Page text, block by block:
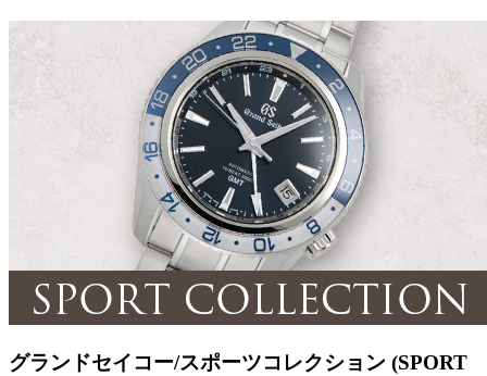
グランドセイコー/スポーツコレクション (SPORT